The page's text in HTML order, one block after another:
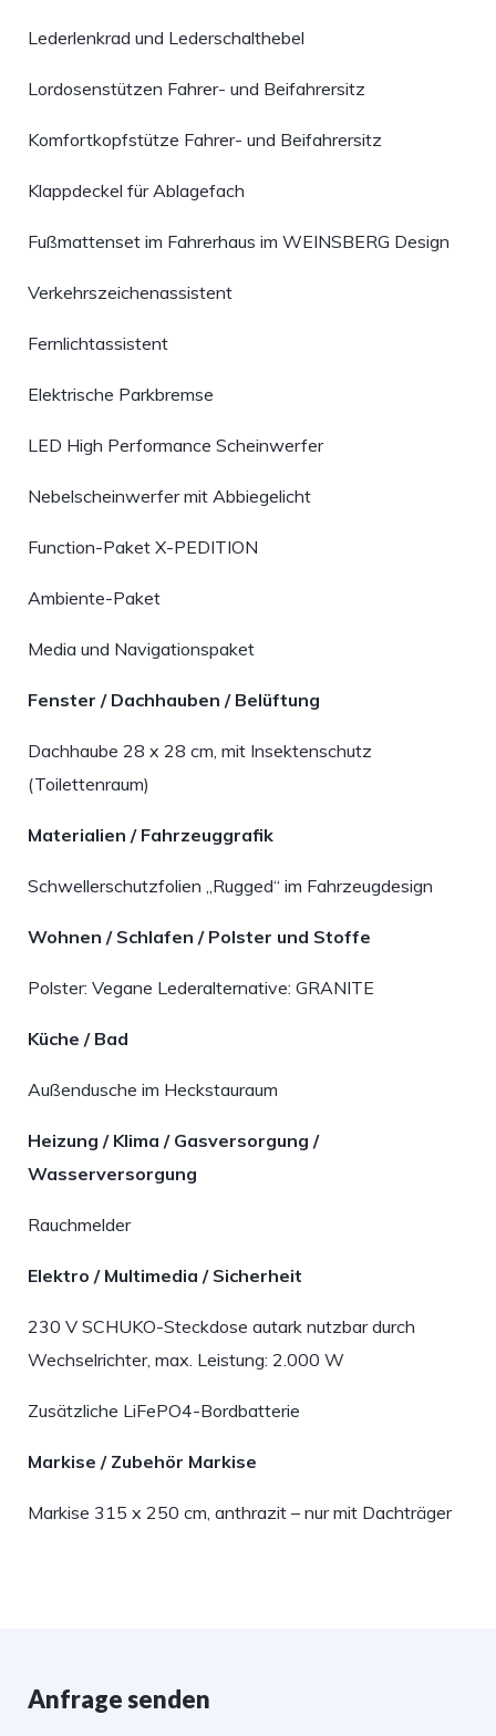
Lederlenkrad und Lederschalthebel
Lordosenstützen Fahrer- und Beifahrersitz
Komfortkopfstütze Fahrer- und Beifahrersitz
Klappdeckel für Ablagefach
Fußmattenset im Fahrerhaus im WEINSBERG Design
Verkehrszeichenassistent
Fernlichtassistent
Elektrische Parkbremse
LED High Performance Scheinwerfer
Nebelscheinwerfer mit Abbiegelicht
Function-Paket X-PEDITION
Ambiente-Paket
Media und Navigationspaket
Fenster / Dachhauben / Belüftung
Dachhaube 28 x 28 cm, mit Insektenschutz
(Toilettenraum)
Materialien / Fahrzeuggrafik
Schwellerschutzfolien „Rugged“ im Fahrzeugdesign
Wohnen / Schlafen / Polster und Stoffe
Polster: Vegane Lederalternative: GRANITE
Küche / Bad
Außendusche im Heckstauraum
Heizung / Klima / Gasversorgung /
Wasserversorgung
Rauchmelder
Elektro / Multimedia / Sicherheit
230 V SCHUKO-Steckdose autark nutzbar durch
Wechselrichter, max. Leistung: 2.000 W
Zusätzliche LiFePO4-Bordbatterie
Markise / Zubehör Markise
Markise 315 x 250 cm, anthrazit – nur mit Dachträger
Anfrage senden